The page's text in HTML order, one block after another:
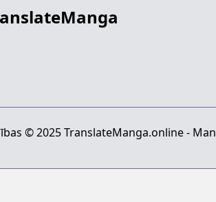
© 2025 TranslateManga.online -